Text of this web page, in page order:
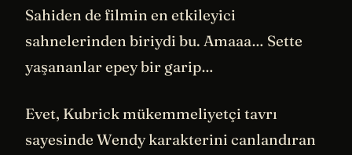
Sahiden de filmin en etkileyici
sahnelerinden biriydi bu. Amaaa… Sette
yaşananlar epey bir garip…
Evet, Kubrick mükemmeliyetçi tavrı
sayesinde Wendy karakterini canlandıran